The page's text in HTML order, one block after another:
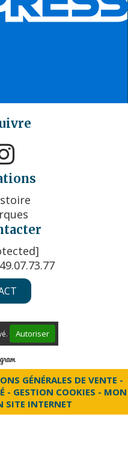
Autoriser
GÉNÉRALES DE VENTE
GESTION COOKIES
MON
SITE INTERNET